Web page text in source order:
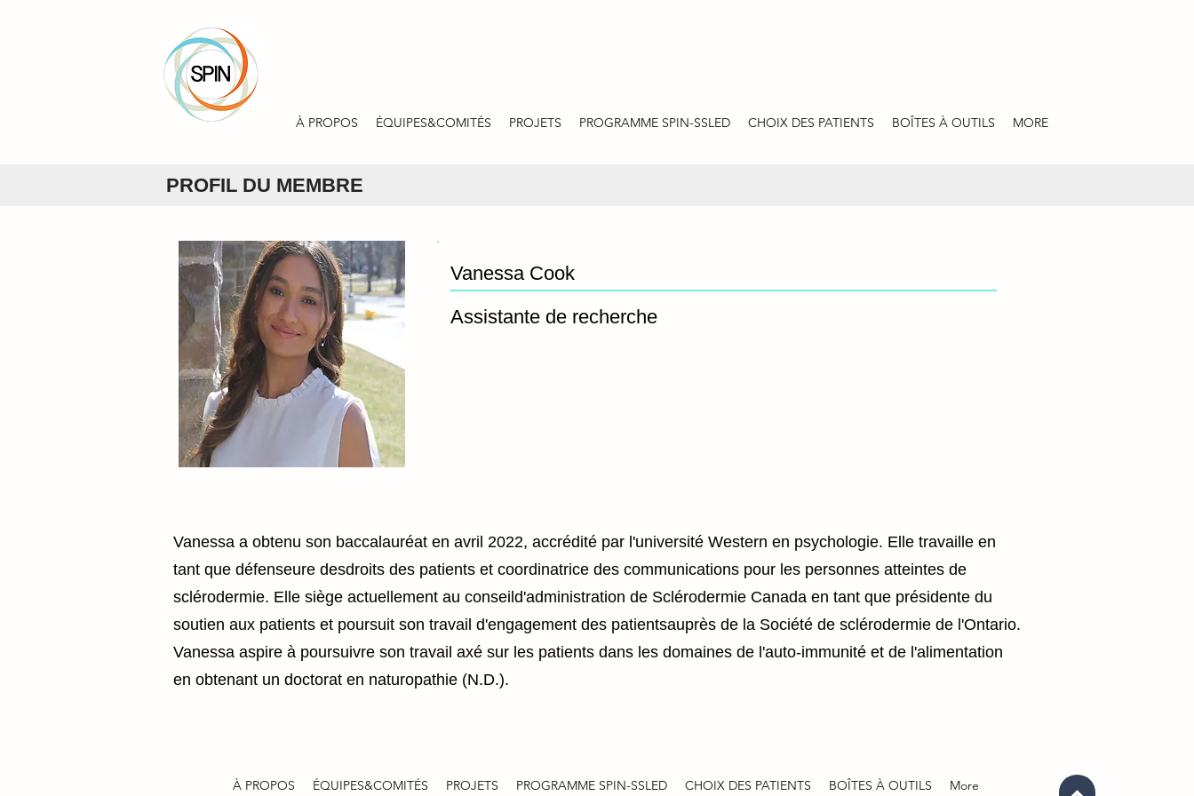
À PROPOS ÉQUIPES&COMITÉS PROJETS PROGRAMME SPIN-SSLED CHOIX DES PATIENTS BOÎTES À OUTILS MORE
PROFIL DU MEMBRE
Vanessa Cook
Assistante de recherche
Vanessa a obtenu son baccalauréat en avril 2022, accrédité par l'université Western en psychologie. Elle travaille en
tant que défenseure desdroits des patients et coordinatrice des communications pour les personnes atteintes de
sclérodermie. Elle siège actuellement au conseild'administration de Sclérodermie Canada en tant que présidente du
soutien aux patients et poursuit son travail d'engagement des patientsauprès de la Société de sclérodermie de l'Ontario.
Vanessa aspire à poursuivre son travail axé sur les patients dans les domaines de l'auto-immunité et de l'alimentation
en obtenant un doctorat en naturopathie (N.D.).
À PROPOS ÉQUIPES&COMITÉS PROJETS PROGRAMME SPIN-SSLED CHOIX DES PATIENTS BOÎTES À OUTILS More